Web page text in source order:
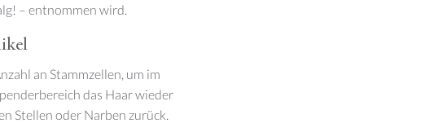
– entnommen wird.
an Stammzellen, um im
das Haar wieder
Stellen oder Narben zurück.